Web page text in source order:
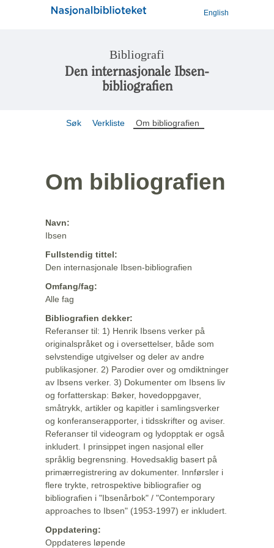
English
Bibliografi
Den internasjonale Ibsen-
bibliografien
Søk Verkliste Om bibliografien
Om bibliografien
Navn:
Ibsen
Fullstendig tittel:
Den internasjonale Ibsen-bibliografien
Omfang/fag:
Alle fag
Bibliografien dekker:
Referanser til: 1) Henrik Ibsens verker på
originalspråket og i oversettelser, både som
selvstendige utgivelser og deler av andre
publikasjoner. 2) Parodier over og omdiktninger
av Ibsens verker. 3) Dokumenter om Ibsens liv
og forfatterskap: Bøker, hovedoppgaver,
småtrykk, artikler og kapitler i samlingsverker
og konferanserapporter, i tidsskrifter og aviser.
Referanser til videogram og lydopptak er også
inkludert. I prinsippet ingen nasjonal eller
språklig begrensning. Hovedsaklig basert på
primærregistrering av dokumenter. Innførsler i
flere trykte, retrospektive bibliografier og
bibliografien i "Ibsenårbok" / "Contemporary
approaches to Ibsen" (1953-1997) er inkludert.
Oppdatering:
Oppdateres løpende